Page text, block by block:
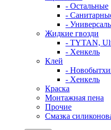
- Остальные
-
-
Жидкие гвозди
- TYTAN,
- Хенкель
Клей
-
- Хенкель
Краска
Монтажная пена
Прочие
Смазка